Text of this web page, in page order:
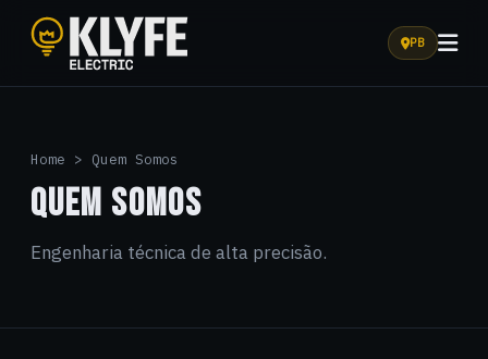
Klyfe Electric
PB
Home > Quem Somos
QUEM SOMOS
Engenharia técnica de alta precisão.